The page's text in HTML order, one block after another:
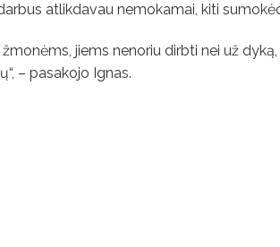
atlikdavau nemokamai, kiti
jiems nenoriu dirbti nei už dyką,
– pasakojo Ignas.